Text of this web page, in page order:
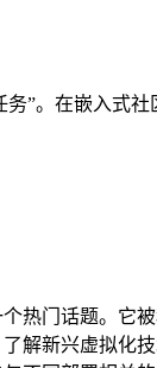
务”。在嵌入式
热门话题。它
解新兴虚拟化